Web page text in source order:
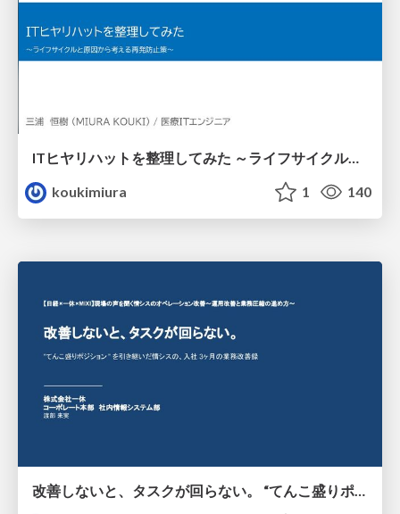
ITヒヤリハットを整理してみた ～ライフサイクルと原因から考える再発防止策～
koukimiura
1 140